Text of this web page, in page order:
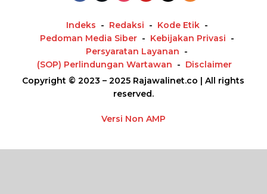
Indeks Redaksi
Kode Etik
Pedoman Media Siber
Kebijakan Privasi
Persyaratan Layanan
(SOP) Perlindungan Wartawan
Disclaimer
Copyright © 2023 – 2025 Rajawalinet.co | All rights
reserved.
Versi Non AMP